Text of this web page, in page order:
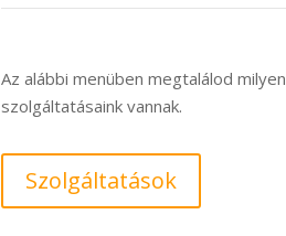
Az alábbi menüben megtalálod milyen
szolgáltatásaink vannak.
Szolgáltatások